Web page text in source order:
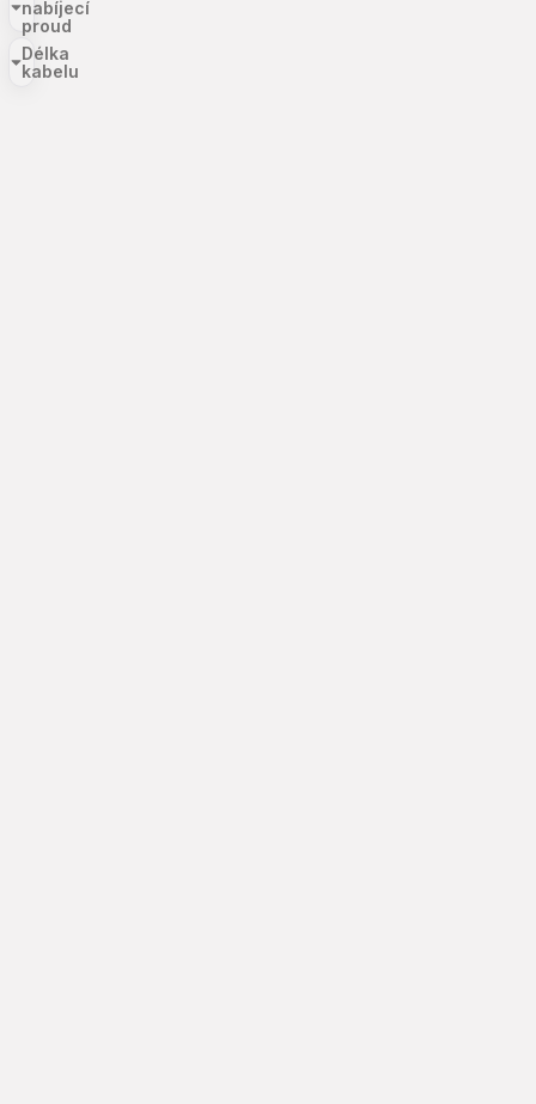
nabíjecí
proud
Délka
kabelu